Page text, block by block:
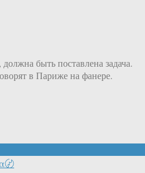
быть поставлена задача.
в Париже на фанере.
〄